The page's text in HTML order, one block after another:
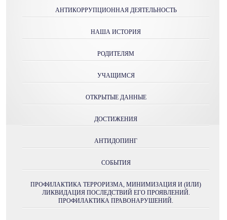
АНТИКОРРУПЦИОННАЯ ДЕЯТЕЛЬНОСТЬ
НАША ИСТОРИЯ
РОДИТЕЛЯМ
УЧАЩИМСЯ
ОТКРЫТЫЕ ДАННЫЕ
ДОСТИЖЕНИЯ
АНТИДОПИНГ
СОБЫТИЯ
ПРОФИЛАКТИКА ТЕРРОРИЗМА, МИНИМИЗАЦИЯ И (ИЛИ)
ЛИКВИДАЦИЯ ПОСЛЕДСТВИЙ ЕГО ПРОЯВЛЕНИЙ.
ПРОФИЛАКТИКА ПРАВОНАРУШЕНИЙ.